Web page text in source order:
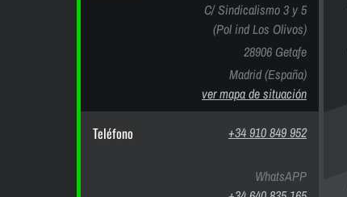
C/ Sindicalismo 3 y 5
(Pol ind Los Olivos)
28906 Getafe
Madrid (España)
ver mapa de situación
Teléfono +34 910 849 952
WhatsAPP